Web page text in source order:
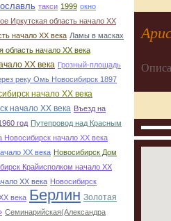
такси 1999 окно
Иркутская область начало ХХ
начало ХХ века Ламы в масках
область начало ХХ века
ХХ века Грозный-площадь
реку Омь Новосибирск 1897
начало ХХ века
начало ХХ века Въезд на
год Путепровод над Красным
Новосибирск начало ХХ века
ХХ века Новосибирск Дом
Крайисполком начало ХХ
ХХ века Новосибирск
века Берлин Золотая
Семинарийская(Александра